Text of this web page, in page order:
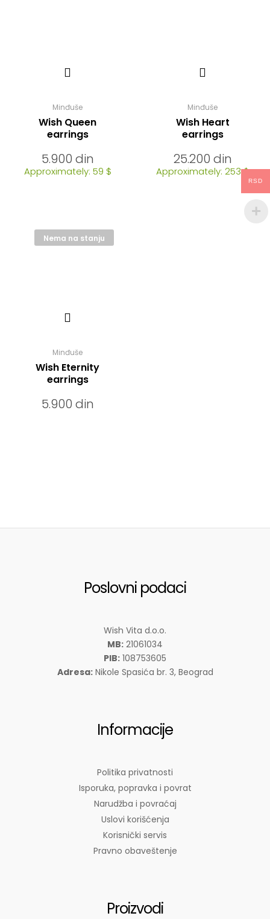
Minđuše
Wish Queen
earrings
5.900 din
Approximately: 59 $
Minđuše
Wish Heart
earrings
25.200 din
Approximately: 253 $
Nema na stanju
Minđuše
Wish Eternity
earrings
5.900 din
Poslovni podaci
Wish Vita d.o.o.
MB: 21061034
PIB: 108753605
Adresa:Nikole Spasića br. 3, Beograd
Informacije
Politika privatnosti
Isporuka, popravka i povrat
Narudžba i povraćaj
Uslovi korišćenja
Korisnički servis
Pravno obaveštenje
Proizvodi
RSD